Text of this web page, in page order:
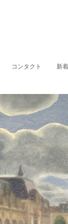
コンタクト 新